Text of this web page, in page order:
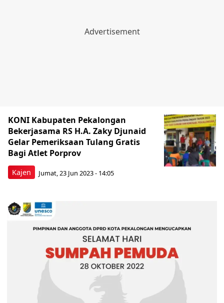
Kajen
KONI Kabupaten Pekalongan
Bekerjasama RS H.A. Zaky Djunaid
Gelar Pemeriksaan Tulang Gratis
Bagi Atlet Porprov
Jumat, 23 Jun 2023 - 14:05